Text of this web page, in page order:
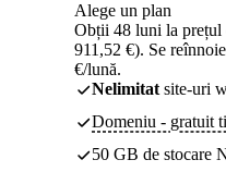
Alege un plan
Obții 48 luni la prețul
911,52 €). Se
€/lună.
Nelimitat site-uri
Domeniu - gratuit
50 GB de stocare